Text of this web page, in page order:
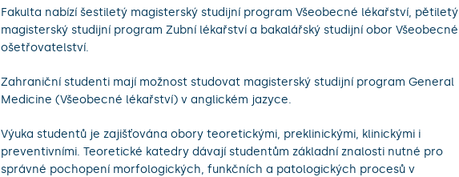
Fakulta nabízí šestiletý magisterský studijní program Všeobecné lékařství, pětiletý
magisterský studijní program Zubní lékařství a bakalářský studijní obor Všeobecné
ošetřovatelství.
Zahraniční studenti mají možnost studovat magisterský studijní program General
Medicine (Všeobecné lékařství) v anglickém jazyce.
Výuka studentů je zajišťována obory teoretickými, preklinickými, klinickými i
preventivními. Teoretické katedry dávají studentům základní znalosti nutné pro
správné pochopení morfologických, funkčních a patologických procesů v